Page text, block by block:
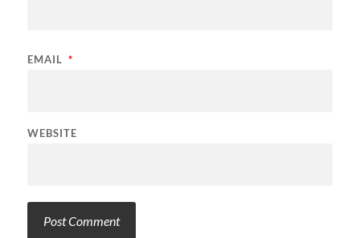
EMAIL *
WEBSITE